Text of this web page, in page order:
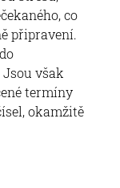
co
připravení.
však
termíny
okamžitě